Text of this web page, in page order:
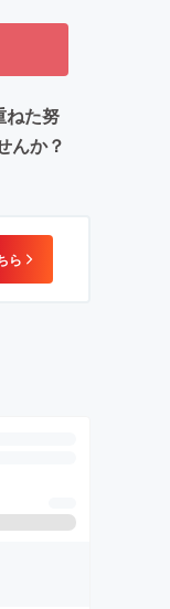
ねた努
んか？
ら